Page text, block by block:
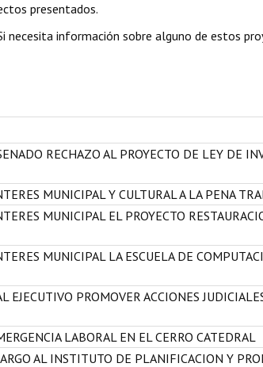
presentados.
necesita información sobre alguno de estos
RECHAZO AL PROYECTO DE LEY DE
MUNICIPAL Y CULTURAL A LA PENA
MUNICIPAL EL PROYECTO
MUNICIPAL LA ESCUELA DE
EJECUTIVO PROMOVER ACCIONES
LABORAL EN EL CERRO CATEDRAL
AL INSTITUTO DE PLANIFICACION Y